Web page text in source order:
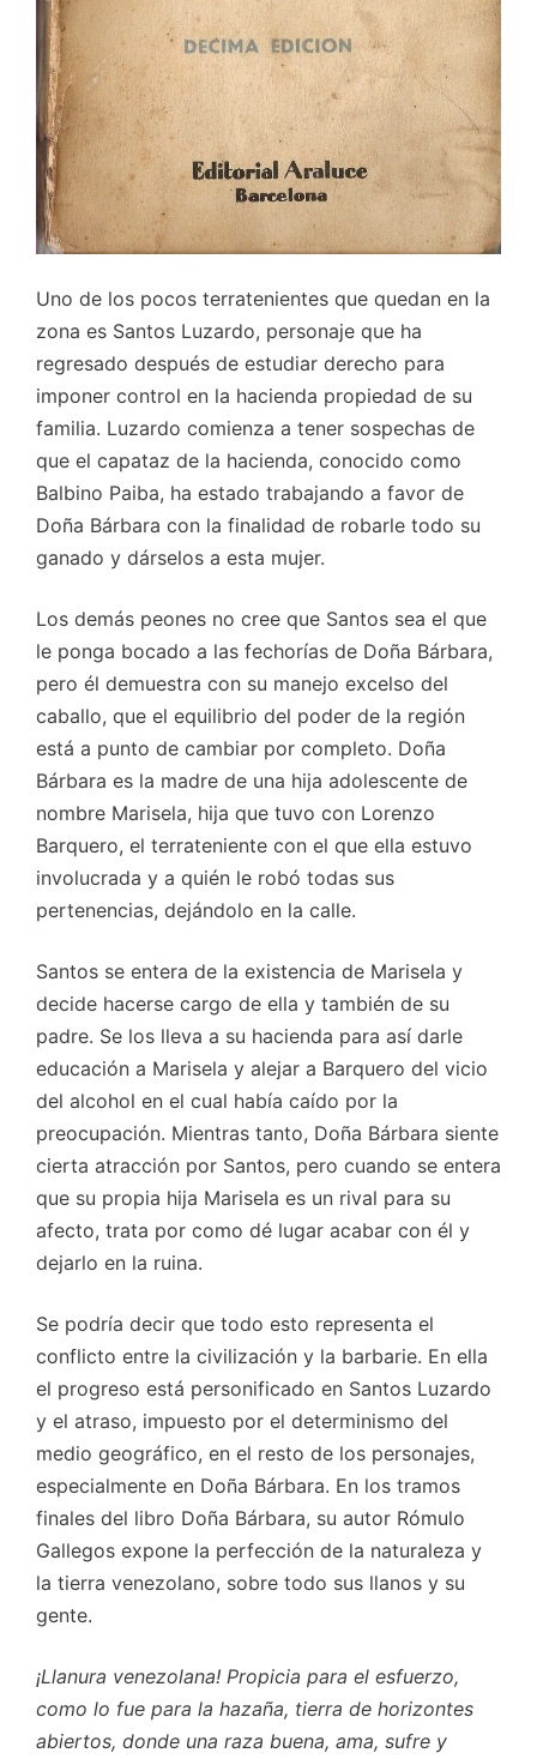
Uno de los pocos terratenientes que quedan en la
zona es Santos Luzardo, personaje que ha
regresado después de estudiar derecho para
imponer control en la hacienda propiedad de su
familia. Luzardo comienza a tener sospechas de
que el capataz de la hacienda, conocido como
Balbino Paiba, ha estado trabajando a favor de
Doña Bárbara con la finalidad de robarle todo su
ganado y dárselos a esta mujer.
Los demás peones no cree que Santos sea el que
le ponga bocado a las fechorías de Doña Bárbara,
pero él demuestra con su manejo excelso del
caballo, que el equilibrio del poder de la región
está a punto de cambiar por completo. Doña
Bárbara es la madre de una hija adolescente de
nombre Marisela, hija que tuvo con Lorenzo
Barquero, el terrateniente con el que ella estuvo
involucrada y a quién le robó todas sus
pertenencias, dejándolo en la calle.
Santos se entera de la existencia de Marisela y
decide hacerse cargo de ella y también de su
padre. Se los lleva a su hacienda para así darle
educación a Marisela y alejar a Barquero del vicio
del alcohol en el cual había caído por la
preocupación. Mientras tanto, Doña Bárbara siente
cierta atracción por Santos, pero cuando se entera
que su propia hija Marisela es un rival para su
afecto, trata por como dé lugar acabar con él y
dejarlo en la ruina.
Se podría decir que todo esto representa el
conflicto entre la civilización y la barbarie. En ella
el progreso está personificado en Santos Luzardo
y el atraso, impuesto por el determinismo del
medio geográfico, en el resto de los personajes,
especialmente en Doña Bárbara. En los tramos
finales del libro Doña Bárbara, su autor Rómulo
Gallegos expone la perfección de la naturaleza y
la tierra venezolano, sobre todo sus llanos y su
gente.
¡Llanura venezolana! Propicia para el esfuerzo,
como lo fue para la hazaña, tierra de horizontes
abiertos, donde una raza buena, ama, sufre y